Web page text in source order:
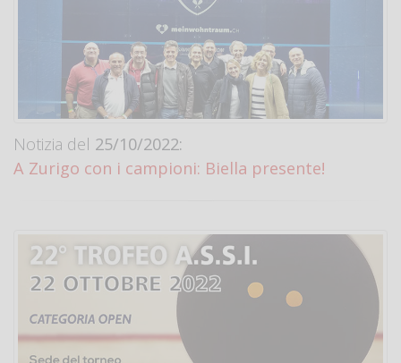
Notizia del 25/10/2022:
A Zurigo con i campioni: Biella presente!